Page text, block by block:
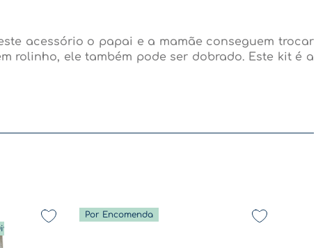
acessório o papai e a mamãe conseguem trocar
rolinho, ele também pode ser dobrado. Este kit é a
Por Encomenda